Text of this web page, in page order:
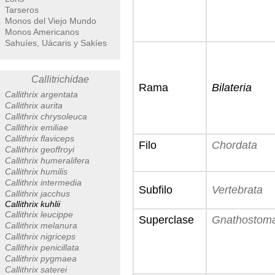
Tarseros
Monos del Viejo Mundo
Monos Americanos
Sahuíes, Uácaris y Sakíes
Callitrichidae
Callithrix argentata
Callithrix aurita
Callithrix chrysoleuca
Callithrix emiliae
Callithrix flaviceps
Callithrix geoffroyi
Callithrix humeralifera
Callithrix humilis
Callithrix intermedia
Callithrix jacchus
Callithrix kuhlii
Callithrix leucippe
Callithrix melanura
Callithrix nigriceps
Callithrix penicillata
Callithrix pygmaea
Callithrix saterei
Rama Bilateria
Filo Chordata
Subfilo Vertebrata
Superclase